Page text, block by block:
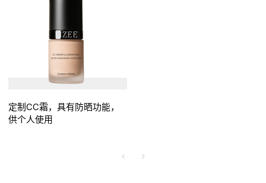
定制CC霜，具有防晒功能，
供个人使用